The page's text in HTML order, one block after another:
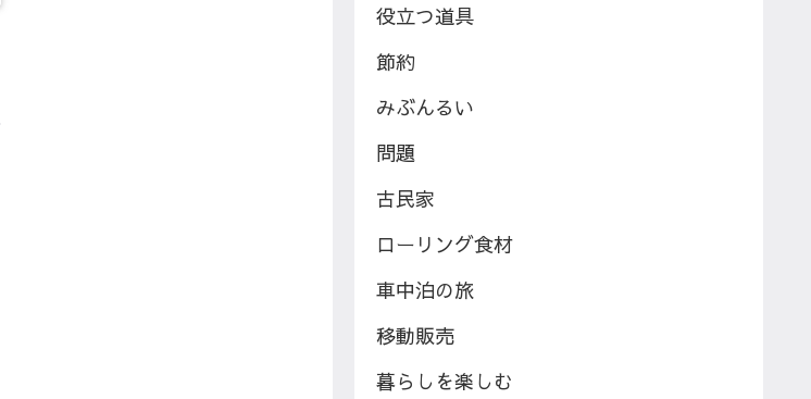
役立つ道具
節約
みぶんるい
問題
古民家
ローリング食材
車中泊の旅
移動販売
暮らしを楽しむ